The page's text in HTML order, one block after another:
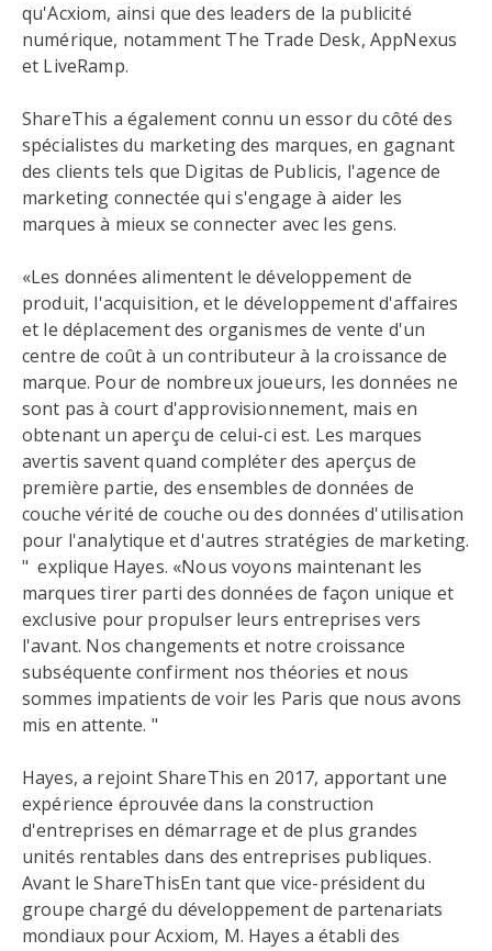
qu'Acxiom, ainsi que des leaders de la publicité
numérique, notamment The Trade Desk, AppNexus
et LiveRamp.
ShareThis a également connu un essor du côté des
spécialistes du marketing des marques, en gagnant
des clients tels que Digitas de Publicis, l'agence de
marketing connectée qui s'engage à aider les
marques à mieux se connecter avec les gens.
«Les données alimentent le développement de
produit, l'acquisition, et le développement d'affaires
et le déplacement des organismes de vente d'un
centre de coût à un contributeur à la croissance de
marque. Pour de nombreux joueurs, les données ne
sont pas à court d'approvisionnement, mais en
obtenant un aperçu de celui-ci est. Les marques
avertis savent quand compléter des aperçus de
première partie, des ensembles de données de
couche vérité de couche ou des données d'utilisation
pour l'analytique et d'autres stratégies de marketing.
" explique Hayes. «Nous voyons maintenant les
marques tirer parti des données de façon unique et
exclusive pour propulser leurs entreprises vers
l'avant. Nos changements et notre croissance
subséquente confirment nos théories et nous
sommes impatients de voir les Paris que nous avons
mis en attente. "
Hayes, a rejoint ShareThis en 2017, apportant une
expérience éprouvée dans la construction
d'entreprises en démarrage et de plus grandes
unités rentables dans des entreprises publiques.
Avant le ShareThisEn tant que vice-président du
groupe chargé du développement de partenariats
mondiaux pour Acxiom, M. Hayes a établi des